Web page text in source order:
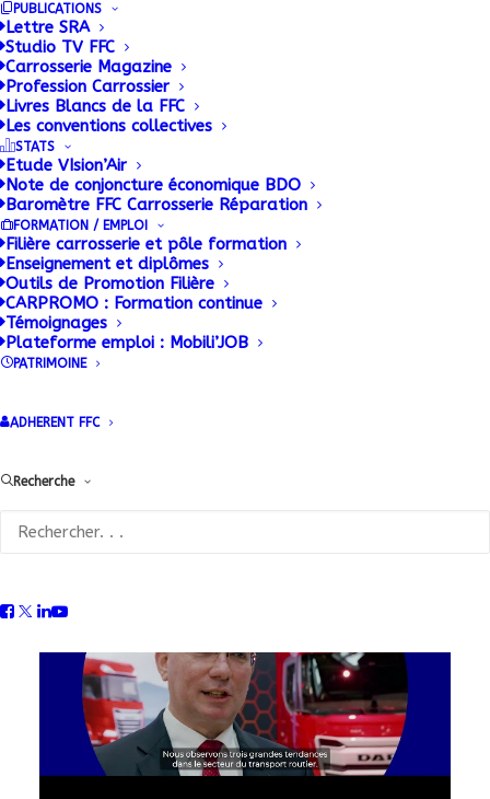
PUBLICATIONS
Lettre SRA
Studio TV FFC
Carrosserie Magazine
Profession Carrossier
Livres Blancs de la FFC
Les conventions collectives
STATS
Etude VIsion’Air
Note de conjoncture économique BDO
Baromètre FFC Carrosserie Réparation
FORMATION / EMPLOI
Filière carrosserie et pôle formation
Enseignement et diplômes
Outils de Promotion Filière
CARPROMO : Formation continue
Témoignages
Plateforme emploi : Mobili’JOB
PATRIMOINE
ADHERENT FFC
Recherche
SOLUTRANS 2025
révèle ses premières
thématiques
11 DÉCEMBRE 2024 | BY.RICHARD@FFC-CARROSSERIE.ORG FREDERIC
Du 18 au 22 novembre 2025 se tiendra la 18 ème
édition du salon SOLUTRANS à Lyon Eurexpo. Dans
ce film, la FFC, propriétaire de SOLUTRANS, dévoile
donnant les premières informations concernant les
surprises suivront tout au long de l’année 2025,